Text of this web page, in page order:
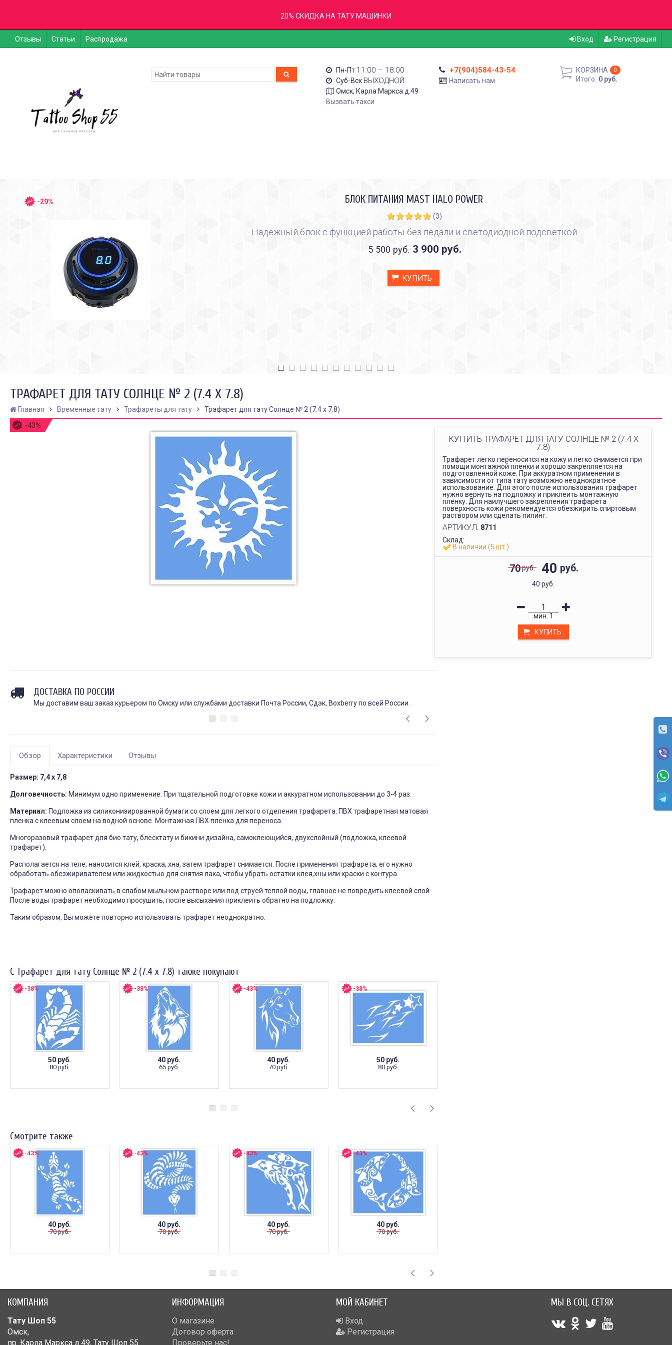
20% СКИДКА НА ТАТУ МАШИНКИ
Отзывы Статьи Распродажа Вход Регистрация
Пн-Пт 11:00 – 18:00
Суб-Вск ВЫХОДНОЙ
Омск, Карла Маркса д.49
Вызвать такси
+7(904)584-43-54
Написать нам
КОРЗИНА 0
Итого: 0 руб.
-29% БЛОК ПИТАНИЯ MAST HALO POWER
(3)
Надёжный блок с функцией работы без педали и светодиодной подсветкой
5 500 руб. 3 900 руб.
КУПИТЬ
ТРАФАРЕТ ДЛЯ ТАТУ СОЛНЦЕ № 2 (7.4 Х 7.8)
Главная Временные тату Трафареты для тату
Трафарет для тату Солнце № 2 (7.4 х 7.8)
-43%
КУПИТЬ ТРАФАРЕТ ДЛЯ ТАТУ СОЛНЦЕ № 2 (7.4 Х
7.8)
Трафарет легко переносится на кожу и легко снимается при
помощи монтажной пленки и хорошо закрепляется на
подготовленной коже. При аккуратном применении в
зависимости от типа тату возможно неоднократное
использование. Для этого после использования трафарет
нужно вернуть на подложку и приклеить монтажную
пленку. Для наилучшего закрепления трафарета
поверхность кожи рекомендуется обезжирить спиртовым
раствором или сделать пилинг.
АРТИКУЛ: 8711
Склад:
В наличии (5 шт.)
70руб. 40 руб.
40 руб.
мин. 1
КУПИТЬ
ДОСТАВКА ПО РОССИИ
Мы доставим ваш заказ курьером по Омску или службами доставки Почта России, Сдэк, Boxberry по всей России.
Обзор Характеристики Отзывы
Размер: 7,4 х 7,8
Долговечность: Минимум одно применение. При тщательной подготовке кожи и аккуратном использовании до 3-4 раз.
Материал: Подложка из силиконизированной бумаги со слоем для легкого отделения трафарета. ПВХ трафаретная матовая
пленка с клеевым слоем на водной основе. Монтажная ПВХ пленка для переноса.
Многоразовый трафарет для био тату, блесктату и бикини дизайна, самоклеющийся, двухслойный (подложка, клеевой
трафарет).
Располагается на теле, наносится клей, краска, хна, затем трафарет снимается. После применения трафарета, его нужно
обработать обезжиривателем или жидкостью для снятия лака, чтобы убрать остатки клея,хны или краски с контура.
Трафарет можно ополаскивать в слабом мыльном растворе или под струей теплой воды, главное не повредить клеевой слой.
После воды трафарет необходимо просушить, после высыхания приклеить обратно на подложку.
Таким образом, Вы можете повторно использовать трафарет неоднократно.
С Трафарет для тату Солнце № 2 (7.4 х 7.8) также покупают
50 руб.
80 руб.
-38%
40 руб.
65 руб.
-38%
40 руб.
70 руб.
-43%
50 руб.
80 руб.
-38%
Смотрите также
40 руб.
70 руб.
-43%
40 руб.
70 руб.
-43%
40 руб.
70 руб.
-43%
40 руб.
70 руб.
-43%
КОМПАНИЯ
Тату Шоп 55
Омск,
пр. Карла Маркса д.49, Тату Шоп 55
ИНФОРМАЦИЯ
О магазине
Договор оферта
Проверьте нас!
МОЙ КАБИНЕТ
Вход
Регистрация
МЫ В СОЦ. СЕТЯХ